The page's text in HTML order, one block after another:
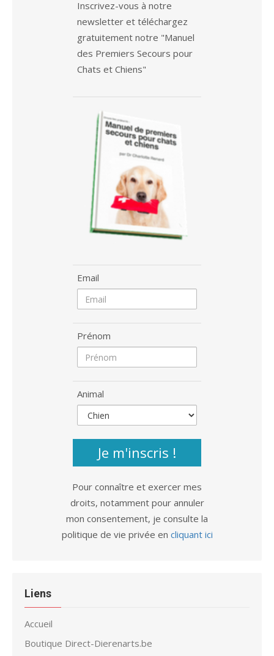
Inscrivez-vous à notre
newsletter et téléchargez
gratuitement notre "Manuel
des Premiers Secours pour
Chats et Chiens"
Email
Prénom
Animal
Je m'inscris !
Pour connaître et exercer mes
droits, notamment pour annuler
mon consentement, je consulte la
politique de vie privée en cliquant ici
Liens
Accueil
Boutique Direct-Dierenarts.be